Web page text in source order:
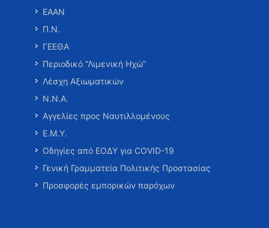
ΕΑΑΝ
Π.Ν.
ΓΕΕΘΑ
Περιοδικό “Λιμενική Ηχώ”
Λέσχη Αξιωματικών
Ν.Ν.Α.
Αγγελίες προς Ναυτιλλομένους
Ε.Μ.Υ.
Οδηγίες από ΕΟΔΥ για COVID-19
Γενική Γραμματεία Πολιτικής Προστασίας
Προσφορές εμπορικών παρόχων